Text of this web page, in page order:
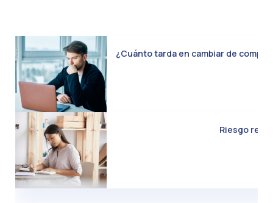
¿Cuánto tarda en cambiar de
Riesgo real